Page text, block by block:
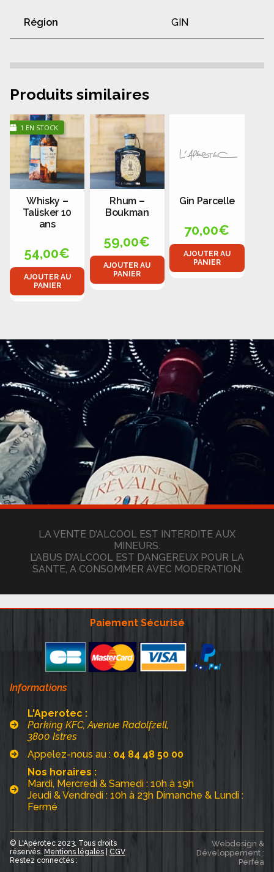
Région GIN
Produits similaires
Whisky –
Talisker 10
ans
54,00€
AJOUTER AU
PANIER
1 EN STOCK
Rhum –
Boukman
59,00€
AJOUTER AU
PANIER
Gin Parcelle
70,00€
AJOUTER AU
PANIER
LA VENTE D’ALCOOL EST INTERDITE AUX
MINEURS.
L’ABUS D’ALCOOL EST DANGEREUX POUR LA
SANTE, A CONSOMMER AVEC MODERATION.
Paiement Sécurisé
Informations
L'Aperotec :
Parking KFC, Avenue Radolfzell,
3800 Istres
Appelez-nous au : 04 84 48 50 00
Nos horaires :
Mardi, Mercredi & Samedi : 10h à 19h
Jeudi & Vendredi : 10h à 23h Dimanche & Lundi :
Fermé
© L'Apérotec 2023. Tous droits
réservés. Mentions légales
CGV
Restez connectés :
Webdesign &
Développement :
Perféa